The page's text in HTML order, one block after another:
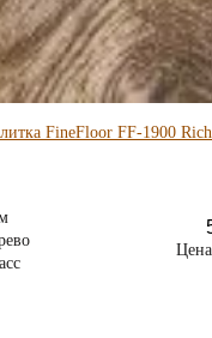
FineFloor FF-1900